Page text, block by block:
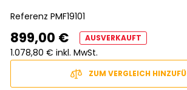
ReferenzPMF19101
899,00 € AUSVERKAUFT
1.078,80 € inkl. MwSt.
ZUM VERGLEICH